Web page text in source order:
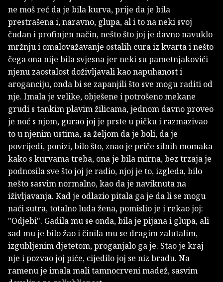
ne moš reć da je bila kurva, prije da je bila
prestrašena i, naravno, glupa, al i to na neki svoj
čudan i profinjen način, nešto što joj je davno navuklo
mržnju i omalovažavanje ostalih cura iz kvarta i nešto
čega ona nije bila svjesna jer neki su pametnjakovići
njenu zaostalost doživljavali kao napuhanost i
aroganciju, onda bi se zapanjili što sve mogu raditi od
nje. Imala je velike, obješene i potrošeno mekane
grudi s tankim plavim žilicama, jednom davno proveo
je noć s njom, gurao joj je prste u pičku i razmazivao
to u njenim ustima, sa željom da je boli, da je
povrijedi, ponizi, bilo što, znao je priče silnih momaka
kako s kurvama treba, ona je bila mirna, bez trzaja je
podnosila sve što joj je radio, njoj je to, izgleda, bilo
nešto sasvim normalno, kao da je naviknuta na
iživljavanja. Kad je odlazio pitala ga je da li se mogu
naći sutra, totalno luda žena, pomislio je i rekao joj:
"Odjebi". Gadila mu se onda, bila je pijana i glupa, ali
sad mu je bilo žao i činila mu se dragim zalutalim,
izgubljenim djetetom, proganjalo ga je. Stao je kraj
nje i pozvao joj piće, cijedilo joj se niz bradu. Na
ramenu je imala mali tamnocrveni madež, sasvim